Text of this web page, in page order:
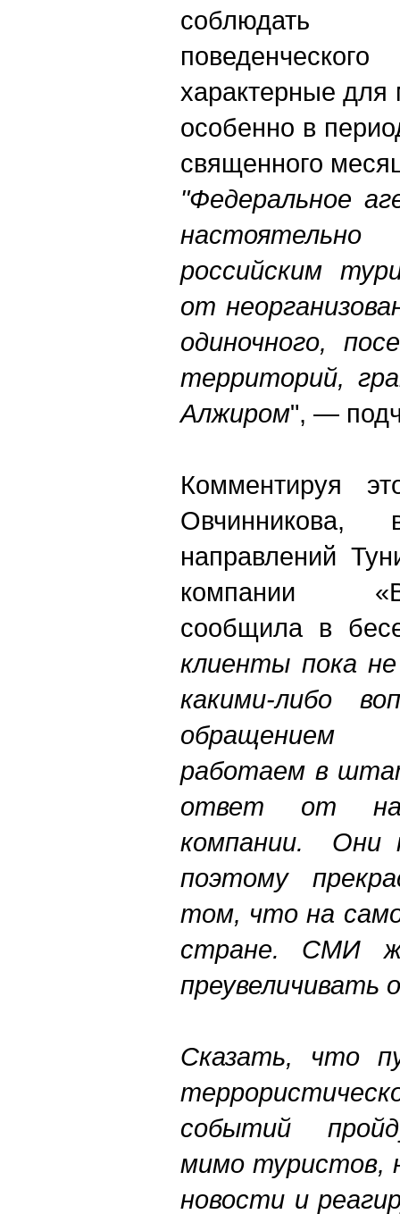
характерные для
особенно в
священного
"Федеральное
российским
от
одиночного,
территорий,
Алжиром", —
Комментируя
Овчинникова,
направлений
компании
сообщила в
клиенты пока
какими-либо
обращением
работаем в
ответ от
компании. Они
поэтому
том, что на
стране. СМИ
преувеличивать
Сказать, что
событий
мимо туристов,
новости и